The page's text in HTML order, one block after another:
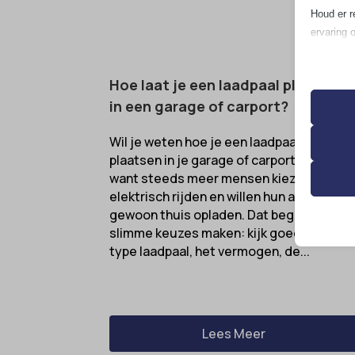
Hoe laat je een laadpaal plaatsen
in een garage of carport?
Wil je weten hoe je een laadpaal kunt
plaatsen in je garage of carport? Handig,
want steeds meer mensen kiezen voor
elektrisch rijden en willen hun auto
gewoon thuis opladen. Dat begint met
slimme keuzes maken: kijk goed naar het
type laadpaal, het vermogen, de...
Lees Meer
Houd er
ervaring